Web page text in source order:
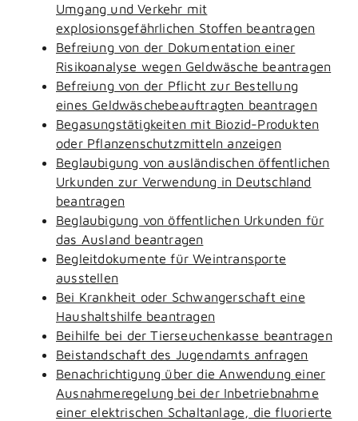
Umgang und Verkehr mit
explosionsgefährlichen Stoffen beantragen
Befreiung von der Dokumentation einer
Risikoanalyse wegen Geldwäsche beantragen
Befreiung von der Pflicht zur Bestellung
eines Geldwäschebeauftragten beantragen
Begasungstätigkeiten mit Biozid-Produkten
oder Pflanzenschutzmitteln anzeigen
Beglaubigung von ausländischen öffentlichen
Urkunden zur Verwendung in Deutschland
beantragen
Beglaubigung von öffentlichen Urkunden für
das Ausland beantragen
Begleitdokumente für Weintransporte
ausstellen
Bei Krankheit oder Schwangerschaft eine
Haushaltshilfe beantragen
Beihilfe bei der Tierseuchenkasse beantragen
Beistandschaft des Jugendamts anfragen
Benachrichtigung über die Anwendung einer
Ausnahmeregelung bei der Inbetriebnahme
einer elektrischen Schaltanlage, die fluorierte